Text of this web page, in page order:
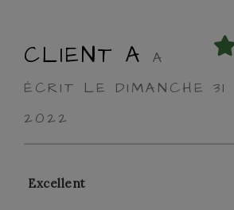
CLIENT A
A
ÉCRIT LE DIMANCHE
2022
Excellent